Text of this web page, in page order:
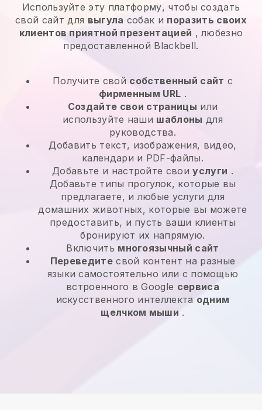
Используйте эту платформу, чтобы создать
свой сайт для выгула собак и поразить своих
клиентов приятной презентацией , любезно
предоставленной Blackbell.
Получите свой собственный сайт с
фирменным URL .
Создайте свои страницы или
используйте наши шаблоны для
руководства.
Добавить текст, изображения, видео,
календари и PDF-файлы.
Добавьте и настройте своиуслуги .
Добавьте типы прогулок, которые вы
предлагаете, и любые услуги для
домашних животных, которые вы можете
предоставить, и пусть ваши клиенты
бронируют их напрямую.
Включить многоязычный сайт
Переведитесвой контент на разные
языки самостоятельно или с помощью
встроенного в Google сервиса
искусственного интеллекта одним
щелчком мыши .